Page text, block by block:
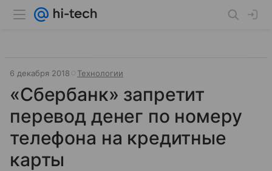
6 декабря 2018 Технологии
«Сбербанк» запретит
перевод денег по номеру
телефона на кредитные
карты